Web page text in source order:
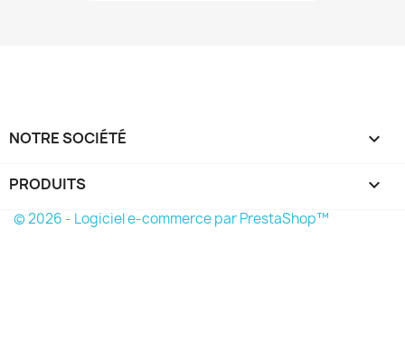
NOTRE SOCIÉTÉ 
PRODUITS 
© 2026 - Logiciel e-commerce par PrestaShop™